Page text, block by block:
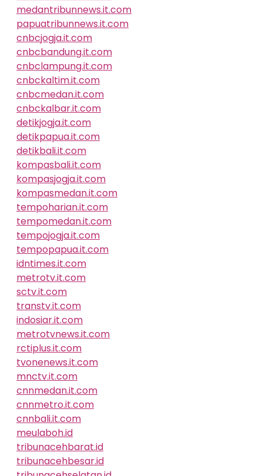
medantribunnews.it.com
papuatribunnews.it.com
cnbcjogja.it.com
cnbcbandung.it.com
cnbclampung.it.com
cnbckaltim.it.com
cnbcmedan.it.com
cnbckalbar.it.com
detikjogja.it.com
detikpapua.it.com
detikbali.it.com
kompasbali.it.com
kompasjogja.it.com
kompasmedan.it.com
tempoharian.it.com
tempomedan.it.com
tempojogja.it.com
tempopapua.it.com
idntimes.it.com
metrotv.it.com
sctv.it.com
transtv.it.com
indosiar.it.com
metrotvnews.it.com
rctiplus.it.com
tvonenews.it.com
mnctv.it.com
cnnmedan.it.com
cnnmetro.it.com
cnnbali.it.com
meulaboh.id
tribunacehbarat.id
tribunacehbesar.id